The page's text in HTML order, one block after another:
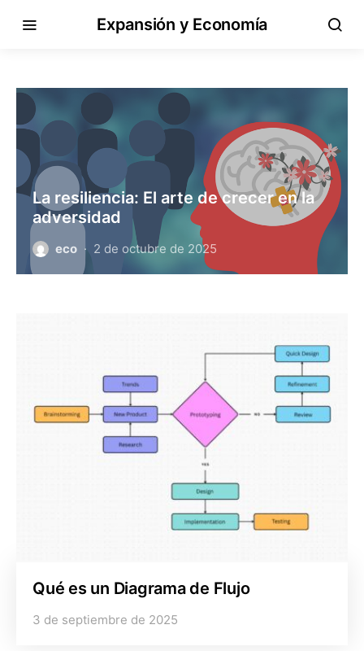
Expansión y Economía
La resiliencia: El arte de crecer en la
adversidad
eco 2 de octubre de 2025
Qué es un Diagrama de Flujo
3 de septiembre de 2025